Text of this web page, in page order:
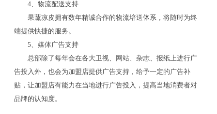
4、物流配送支持
果蔬凉皮拥有数年精诚合作的物流培送体系，将随时为终
端提供快捷的服务。
5、媒体广告支持
总部除了每年会在各大卫视、网站、杂志、报纸上进行广
告投入外，也会为加盟店提供广告支持，给予一定的广告补
贴，让加盟店有能力在当地进行广告投入，提高当地消费者对
品牌的认知度。